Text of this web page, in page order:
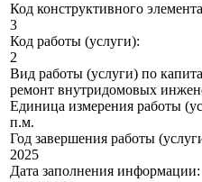
Код конструктивного
3
Код работы (услуги):
2
Вид работы (услуги) по
ремонт внутридомовых
Единица измерения работы
п.м.
Год завершения работы
2025
Дата заполнения информации: